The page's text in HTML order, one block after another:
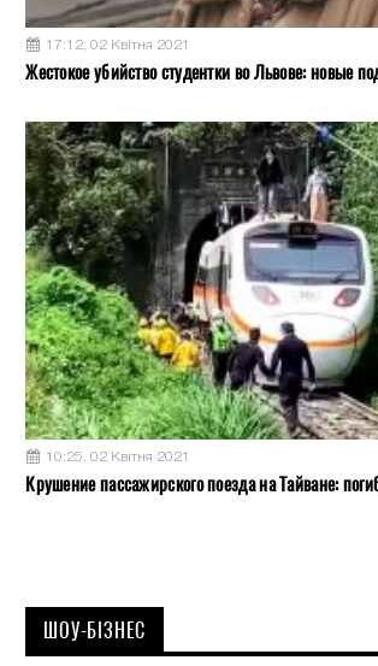
17:12, 02 Квітня 2021
Жестокое убийство студентки во Львове: новые
10:25, 02 Квітня 2021
Крушение пассажирского поезда на Тайване:
ШОУ-БІЗНЕС